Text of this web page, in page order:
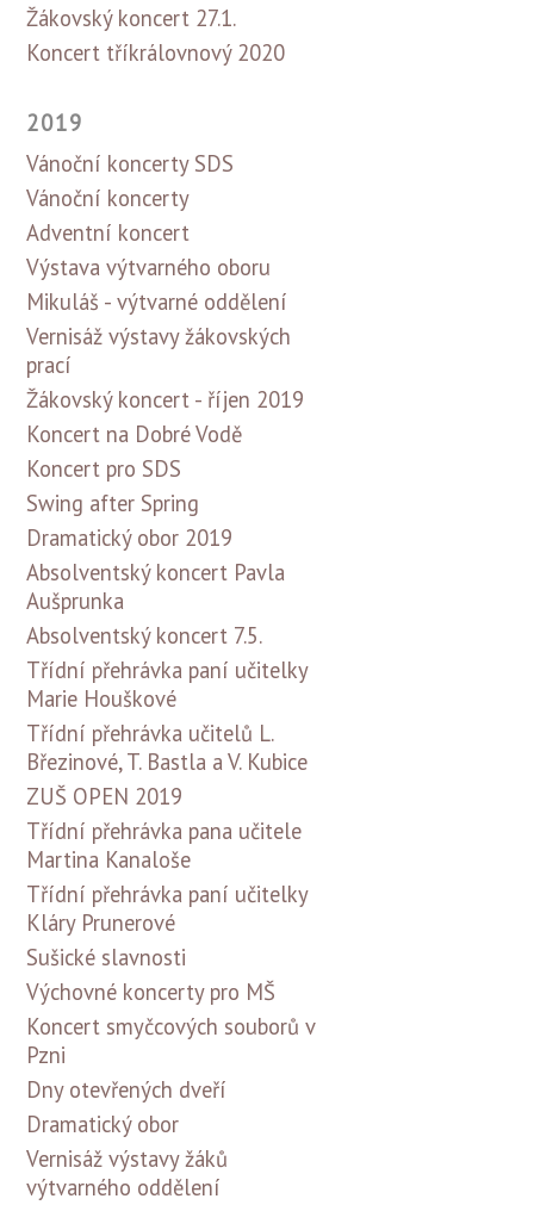
Žákovský koncert 27.1.
Koncert tříkrálovnový 2020
2019
Vánoční koncerty SDS
Vánoční koncerty
Adventní koncert
Výstava výtvarného oboru
Mikuláš - výtvarné oddělení
Vernisáž výstavy žákovských
prací
Žákovský koncert - říjen 2019
Koncert na Dobré Vodě
Koncert pro SDS
Swing after Spring
Dramatický obor 2019
Absolventský koncert Pavla
Aušprunka
Absolventský koncert 7.5.
Třídní přehrávka paní učitelky
Marie Houškové
Třídní přehrávka učitelů L.
Březinové, T. Bastla a V. Kubice
ZUŠ OPEN 2019
Třídní přehrávka pana učitele
Martina Kanaloše
Třídní přehrávka paní učitelky
Kláry Prunerové
Sušické slavnosti
Výchovné koncerty pro MŠ
Koncert smyčcových souborů v
Pzni
Dny otevřených dveří
Dramatický obor
Vernisáž výstavy žáků
výtvarného oddělení